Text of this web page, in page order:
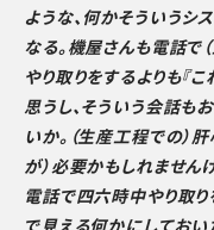
ような、何かそういうシ
なる。機屋さんも電話で
やり取りをするよりも『
思うし、そういう会話も
いか。（生産工程での）
が）必要かもしれません
電話で四六時中やり取
で見える何かにしてお